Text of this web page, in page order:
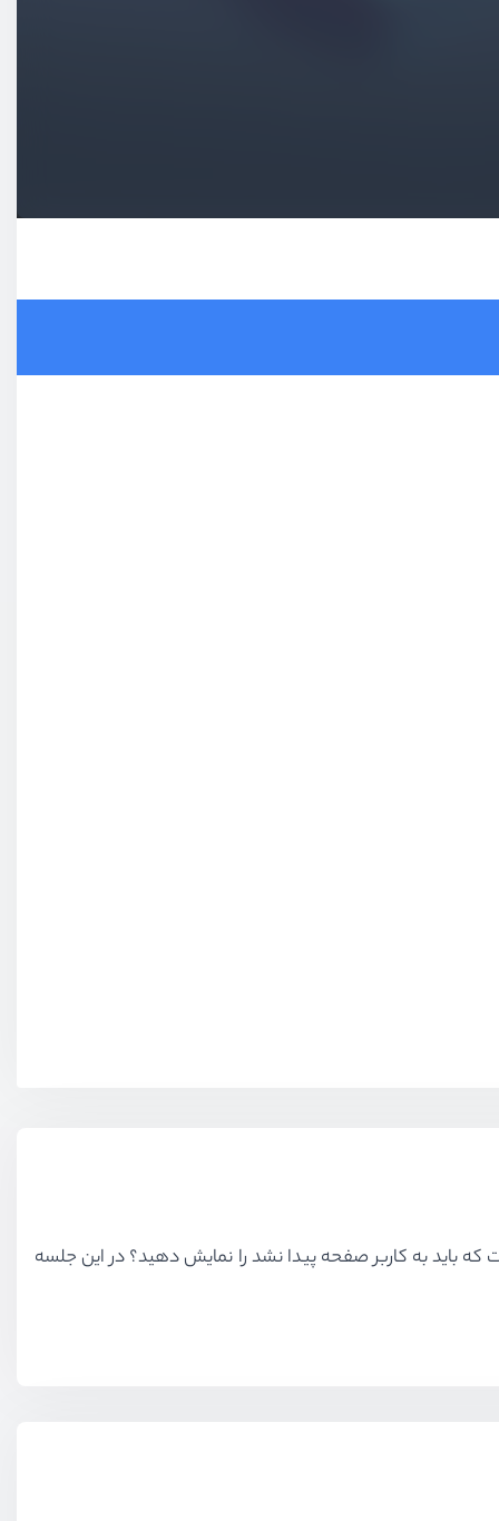
که باید به کاربر صفحه پیدا نشد را نمایش دهید؟ در این جلسه